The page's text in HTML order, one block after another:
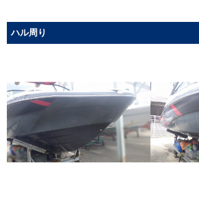
ハル周り